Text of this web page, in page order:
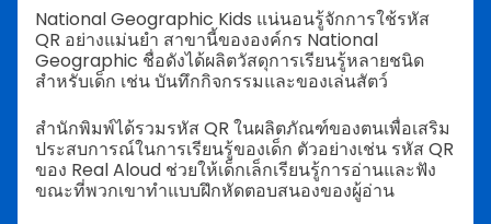
National Geographic Kids แน่นอนรู้จักการใช้รหัส
QR อย่างแม่นยำ สาขานี้ขององค์กร National
Geographic ชื่อดังได้ผลิตวัสดุการเรียนรู้หลายชนิด
สำหรับเด็ก เช่น บันทึกกิจกรรมและของเล่นสัตว์
สำนักพิมพ์ได้รวมรหัส QR ในผลิตภัณฑ์ของตนเพื่อเสริม
ประสบการณ์ในการเรียนรู้ของเด็ก ตัวอย่างเช่น รหัส QR
ของ Real Aloud ช่วยให้เด็กเล็กเรียนรู้การอ่านและฟัง
ขณะที่พวกเขาทำแบบฝึกหัดตอบสนองของผู้อ่าน